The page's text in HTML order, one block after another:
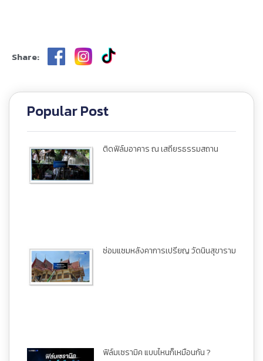
Share:
Popular Post
ติดฟิล์มอาคาร ณ เสถียรธรรมสถาน
ซ่อมแซมหลังคาการเปรียญ วัดนินสุขาราม
ฟิล์มเซรามิค แบบไหนก็เหมือนกัน ?